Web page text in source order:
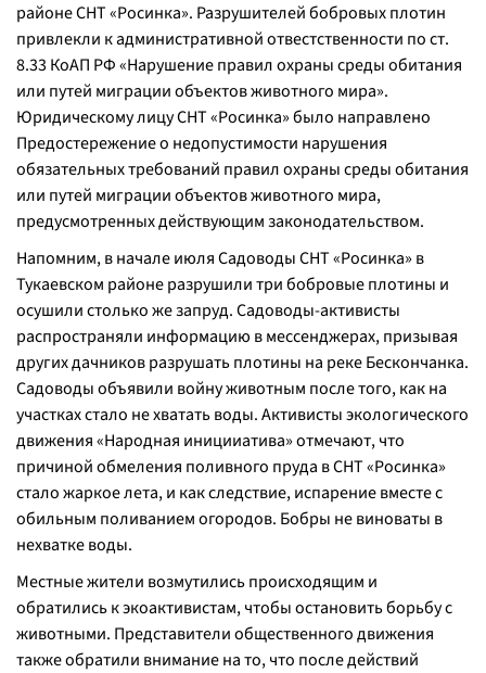
районе СНТ «Росинка». Разрушителей бобровых плотин
привлекли к административной отвестственности по ст.
8.33 КоАП РФ «Нарушение правил охраны среды обитания
или путей миграции объектов животного мира».
Юридическому лицу СНТ «Росинка» было направлено
Предостережение о недопустимости нарушения
обязательных требований правил охраны среды обитания
или путей миграции объектов животного мира,
предусмотренных действующим законодательством.
Напомним, в начале июля Садоводы СНТ «Росинка» в
Тукаевском районе разрушили три бобровые плотины и
осушили столько же запруд. Садоводы-активисты
распространяли информацию в мессенджерах, призывая
других дачников разрушать плотины на реке Бескончанка.
Садоводы объявили войну животным после того, как на
участках стало не хватать воды. Активисты экологического
движения «Народная иницииатива» отмечают, что
причиной обмеления поливного пруда в СНТ «Росинка»
стало жаркое лета, и как следствие, испарение вместе с
обильным поливанием огородов. Бобры не виноваты в
нехватке воды.
Местные жители возмутились происходящим и
обратились к экоактивистам, чтобы остановить борьбу с
животными. Представители общественного движения
также обратили внимание на то, что после действий